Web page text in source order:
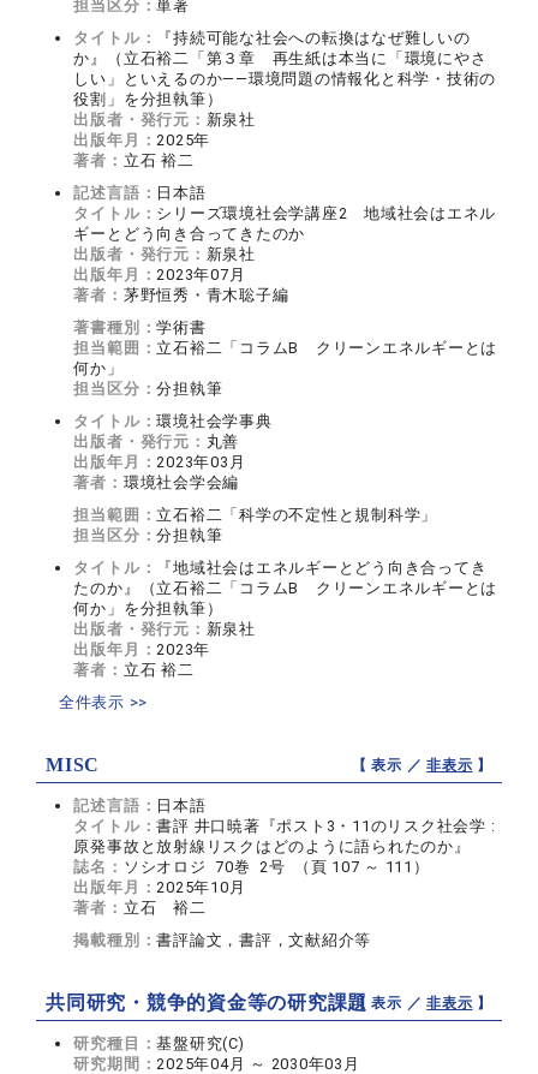
担当区分：単著
タイトル：
『持続可能な社会への転換はなぜ難しいの
か』（立石裕二「第３章 再生紙は本当に「環境にやさ
しい」といえるのか――環境問題の情報化と科学・技術の
役割」を分担執筆）
出版者・発行元： 新泉社
出版年月：2025年
著者： 立石 裕二
記述言語： 日本語
タイトル： シリーズ環境社会学講座2 地域社会はエネル
ギーとどう向き合ってきたのか
出版者・発行元： 新泉社
出版年月：2023年07月
著者： 茅野恒秀・青木聡子編
著書種別：学術書
担当範囲： 立石裕二「コラムB クリーンエネルギーとは
何か」
担当区分：分担執筆
タイトル：環境社会学事典
出版者・発行元： 丸善
出版年月：2023年03月
著者： 環境社会学会編
担当範囲： 立石裕二「科学の不定性と規制科学」
担当区分：分担執筆
タイトル：
『地域社会はエネルギーとどう向き合ってき
たのか』（立石裕二「コラムB クリーンエネルギーとは
何か」を分担執筆）
出版者・発行元： 新泉社
出版年月：2023年
著者： 立石 裕二
全件表示 >>
MISC 【 表示 ／非表示 】
記述言語： 日本語
タイトル：書評 井口暁著『ポスト3・11のリスク社会学 :
原発事故と放射線リスクはどのように語られたのか』
誌名： ソシオロジ 70巻 2号 （頁 107 ～ 111）
出版年月：2025年10月
著者： 立石 裕二
掲載種別：書評論文，書評，文献紹介等
共同研究・競争的資金等の研究課題【 表示 ／非表示 】
研究種目：基盤研究(C)
研究期間：2025年04月 ～ 2030年03月